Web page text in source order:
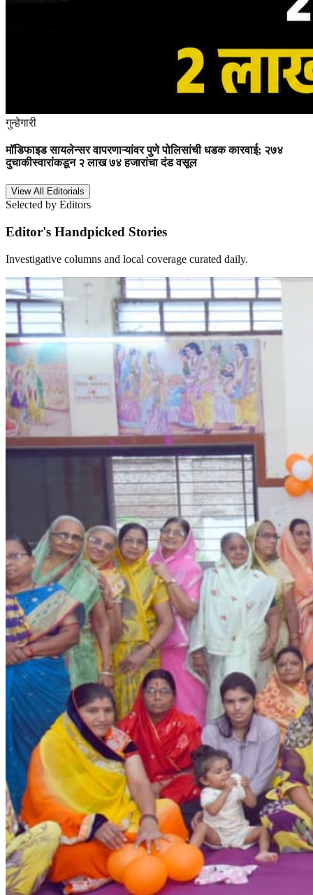
गुन्हेगारी
मॉडिफाइड सायलेन्सर वापरणाऱ्यांवर पुणे पोलिसांची धडक कारवाई; २७४
दुचाकीस्वारांकडून २ लाख ७४ हजारांचा दंड वसूल
View All Editorials
Selected by Editors
Editor's Handpicked Stories
Investigative columns and local coverage curated daily.